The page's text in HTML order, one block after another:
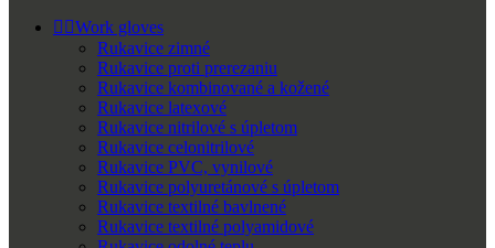
 Work gloves
Rukavice zimné
Rukavice proti prerezaniu
Rukavice kombinované a kožené
Rukavice latexové
Rukavice nitrilové s úpletom
Rukavice celonitrilové
Rukavice PVC, vynilové
Rukavice polyuretánové s úpletom
Rukavice textilné bavlnené
Rukavice textilné polyamidové